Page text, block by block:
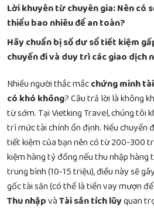
Lời khuyên từ chuyên gia: Nên có
thiểu bao nhiêu để an toàn?
Hãy chuẩn bị số dư sổ tiết kiệm
chuyến đi và duy trì các giao dịch
Nhiều người thắc mắcchứng minh
có khó không? Câu trả lời là không
từ sớm. Tại Vietking Travel, chúng tôi
trì mức tài chính ổn định. Nếu chuyến
tiết kiệm của bạn nên có từ 200-300
kiệm hàng tỷ đồng nếu thu nhập hàng
trung bình (10-15 triệu), điều này sẽ
gốc tài sản (có thể là tiền vay mượn
Thu nhậpvàTài sản tích lũyquan